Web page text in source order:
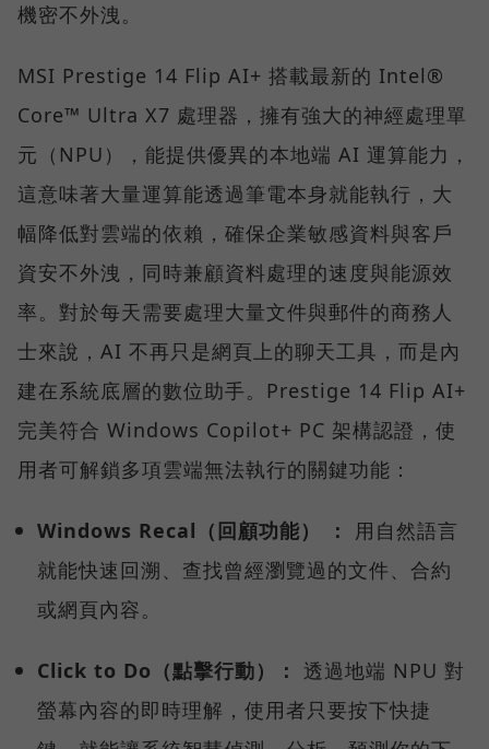
機密不外洩。
MSI Prestige 14 Flip AI+ 搭載最新的 Intel®
Core™ Ultra X7 處理器，擁有強大的神經處理單
元（NPU），能提供優異的本地端 AI 運算能力，
這意味著大量運算能透過筆電本身就能執行，大
幅降低對雲端的依賴，確保企業敏感資料與客戶
資安不外洩，同時兼顧資料處理的速度與能源效
率。對於每天需要處理大量文件與郵件的商務人
士來說，AI 不再只是網頁上的聊天工具，而是內
建在系統底層的數位助手。Prestige 14 Flip AI+
完美符合 Windows Copilot+ PC 架構認證，使
用者可解鎖多項雲端無法執行的關鍵功能：
Windows Recal（回顧功能） ：
用自然語言
就能快速回溯、查找曾經瀏覽過的文件、合約
或網頁內容。
Click to Do（點擊行動）： 透過地端 NPU 對
螢幕內容的即時理解，使用者只要按下快捷